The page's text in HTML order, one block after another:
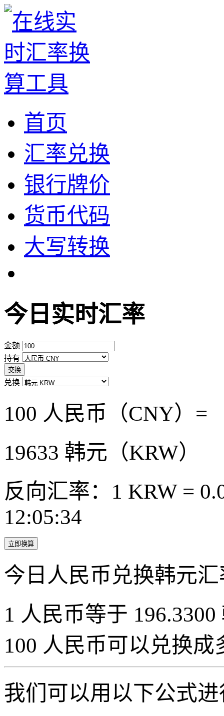
首页
汇率兑换
银行牌价
货币代码
大写转换
今日实时汇率
金额
持有
交换
兑换
100 人民币（CNY）=
19633 韩元（KRW）
反向汇率：1 KRW =
12:05:34
立即换算
今日人民币兑换韩元
1 人民币等于
100 人民币可以兑换成
我们可以用以下公式